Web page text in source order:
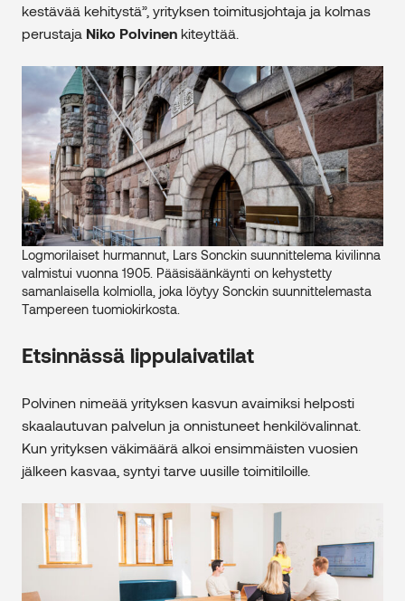
kestävää kehitystä”, yrityksen toimitusjohtaja ja kolmas
perustaja Niko Polvinen kiteyttää.
Logmorilaiset hurmannut, Lars Sonckin suunnittelema kivilinna
valmistui vuonna 1905. Pääsisäänkäynti on kehystetty
samanlaisella kolmiolla, joka löytyy Sonckin suunnittelemasta
Tampereen tuomiokirkosta.
Etsinnässä lippulaivatilat
Polvinen nimeää yrityksen kasvun avaimiksi helposti
skaalautuvan palvelun ja onnistuneet henkilövalinnat.
Kun yrityksen väkimäärä alkoi ensimmäisten vuosien
jälkeen kasvaa, syntyi tarve uusille toimitiloille.